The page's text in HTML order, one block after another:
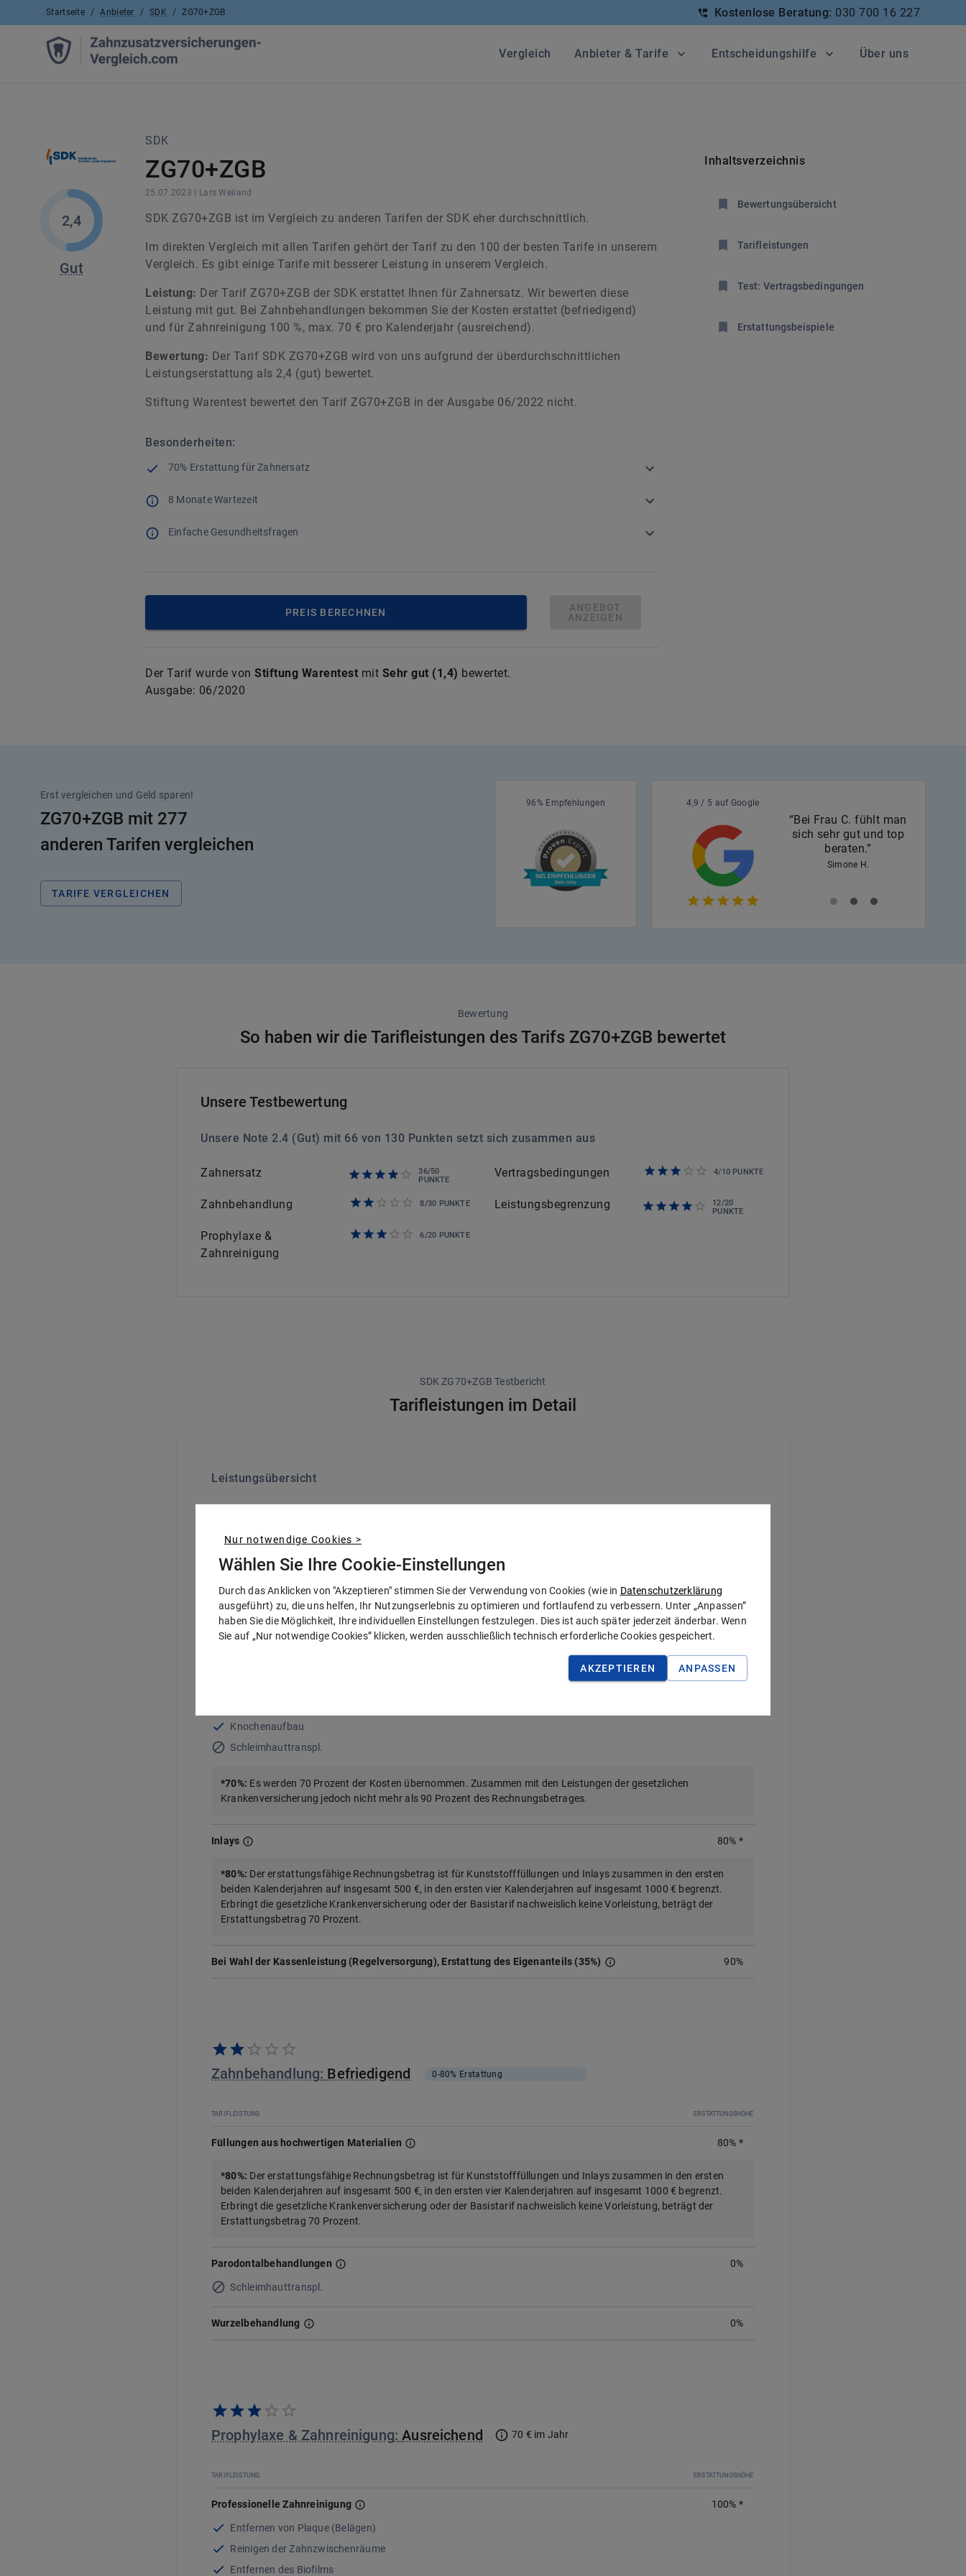
Startseite / Anbieter / SDK / ZG70+ZGB Kostenlose Beratung: 030 700 16 227
Vergleich Anbieter & Tarife Entscheidungshilfe Über uns
2,4
Gut
SDK
ZG70+ZGB
25.07.2023 Lars Weiland
SDK ZG70+ZGB ist im Vergleich zu anderen Tarifen der SDK eher durchschnittlich.
Im direkten Vergleich mit allen Tarifen gehört der Tarif zu den 100 der besten Tarife in unserem
Vergleich. Es gibt einige Tarife mit besserer Leistung in unserem Vergleich.
Leistung: Der Tarif ZG70+ZGB der SDK erstattet Ihnen für Zahnersatz. Wir bewerten diese
Leistung mit gut. Bei Zahnbehandlungen bekommen Sie der Kosten erstattet (befriedigend)
und für Zahnreinigung 100 %, max. 70 € pro Kalenderjahr (ausreichend).
Bewertung: Der Tarif SDK ZG70+ZGB wird von uns aufgrund der überdurchschnittlichen
Leistungserstattung als 2,4 (gut) bewertet.
Stiftung Warentest bewertet den Tarif ZG70+ZGB in der Ausgabe 06/2022 nicht.
Besonderheiten:
70% Erstattung für Zahnersatz
8 Monate Wartezeit
Einfache Gesundheitsfragen
PREIS BERECHNEN
ANGEBOT
ANZEIGEN
Der Tarif wurde von Stiftung Warentest mit Sehr gut (1,4) bewertet.
Ausgabe: 06/2020
Inhaltsverzeichnis
Bewertungsübersicht
Tarifleistungen
Test: Vertragsbedingungen
Erstattungsbeispiele
Erst vergleichen und Geld sparen!
ZG70+ZGB mit 277
anderen Tarifen vergleichen
TARIFE VERGLEICHEN
96% Empfehlungen 4,9 / 5 auf Google
“Bei Frau C. fühlt man
sich sehr gut und top
beraten.”
Simone H.
Bewertung
So haben wir die Tarifleistungen des Tarifs ZG70+ZGB bewertet
Unsere Testbewertung
Unsere Note 2.4 (Gut) mit 66 von 130 Punkten setzt sich zusammen aus
Zahnersatz 36/50
PUNKTE
Vertragsbedingungen 4/10 PUNKTE
Zahnbehandlung 8/30 PUNKTE Leistungsbegrenzung 12/20
PUNKTE
Prophylaxe &
Zahnreinigung
6/20 PUNKTE
SDK ZG70+ZGB Testbericht
Tarifleistungen im Detail
Leistungsübersicht
Zahnersatz: Gut 70-80%
Kronen und Brücken aus hochwertigen Materialien 70% *
Es werden 70 Prozent der Kosten übernommen. Zusammen mit den Leistungen der gesetzlichen
Krankenversicherung jedoch nicht mehr als 90 Prozent des Rechnungsbetrages.
Knochenaufbau
Schleimhauttranspl.
*70%: Es werden 70 Prozent der Kosten übernommen. Zusammen mit den Leistungen der gesetzlichen
Krankenversicherung jedoch nicht mehr als 90 Prozent des Rechnungsbetrages.
Inlays 80% *
*80%: Der erstattungsfähige Rechnungsbetrag ist für Kunststofffüllungen und Inlays zusammen in den ersten
beiden Kalenderjahren auf insgesamt 500 €, in den ersten vier Kalenderjahren auf insgesamt 1000 € begrenzt.
Erbringt die gesetzliche Krankenversicherung oder der Basistarif nachweislich keine Vorleistung, beträgt der
Erstattungsbetrag 70 Prozent.
Bei Wahl der Kassenleistung (Regelversorgung), Erstattung des Eigenanteils (35%) 90%
Zahnbehandlung: Befriedigend 0-80% Erstattung
TARIFLEISTUNG ERSTATTUNGSHÖHE
Füllungen aus hochwertigen Materialien 80% *
*80%: Der erstattungsfähige Rechnungsbetrag ist für Kunststofffüllungen und Inlays zusammen in den ersten
beiden Kalenderjahren auf insgesamt 500 €, in den ersten vier Kalenderjahren auf insgesamt 1000 € begrenzt.
Erbringt die gesetzliche Krankenversicherung oder der Basistarif nachweislich keine Vorleistung, beträgt der
Erstattungsbetrag 70 Prozent.
Parodontalbehandlungen
Schleimhauttranspl.
0%
Wurzelbehandlung 0%
Prophylaxe & Zahnreinigung: Ausreichend 70 € im Jahr
TARIFLEISTUNG ERSTATTUNGSHÖHE
Professionelle Zahnreinigung
Entfernen von Plaque (Belägen)
Reinigen der Zahnzwischenräume
Entfernen des Biofilms
100% *
Nur notwendige Cookies >
Wählen Sie Ihre Cookie-Einstellungen
Durch das Anklicken von "Akzeptieren" stimmen Sie der Verwendung von Cookies (wie in Datenschutzerklärung
ausgeführt) zu, die uns helfen, Ihr Nutzungserlebnis zu optimieren und fortlaufend zu verbessern. Unter „Anpassen”
haben Sie die Möglichkeit, Ihre individuellen Einstellungen festzulegen. Dies ist auch später jederzeit änderbar. Wenn
Sie auf „Nur notwendige Cookies” klicken, werden ausschließlich technisch erforderliche Cookies gespeichert.
ANPASSEN
AKZEPTIEREN